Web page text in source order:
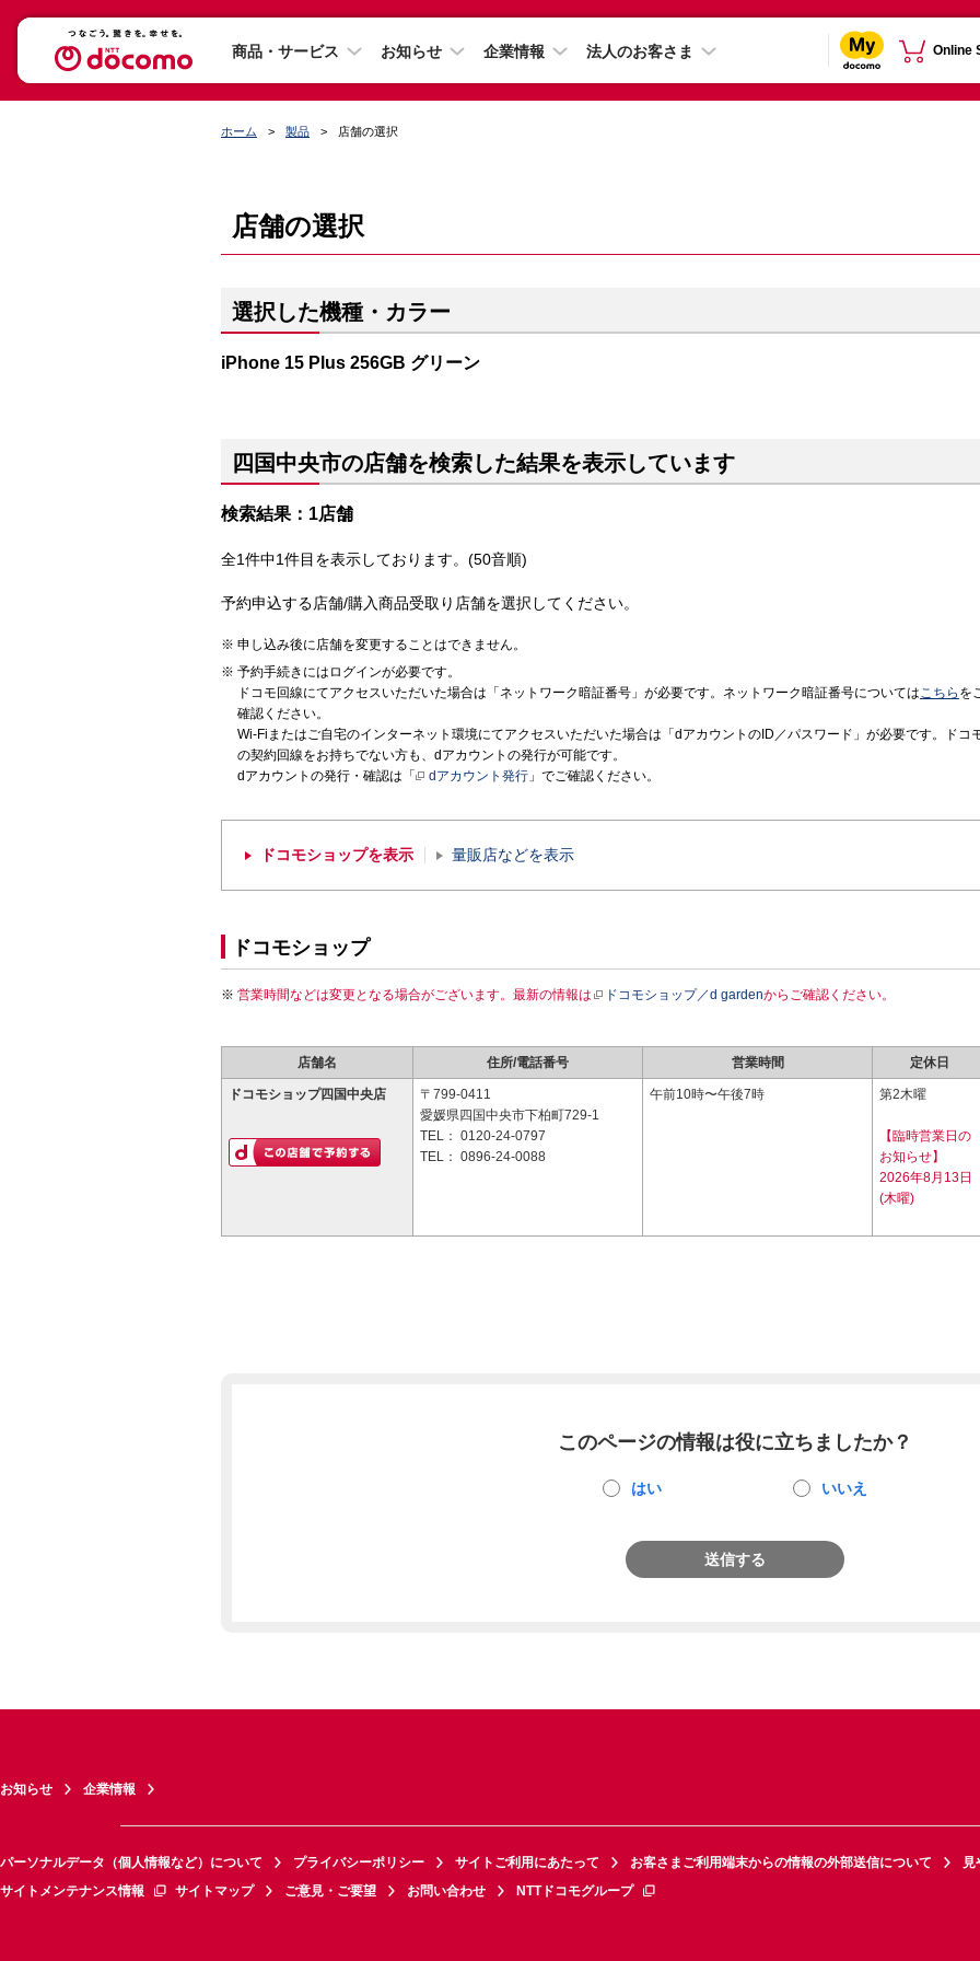
商品・サービス お知らせ 企業情報 法人のお客さま Online
ホーム 製品 店舗の選択
店舗の選択
選択した機種・カラー
iPhone 15 Plus 256GB グリーン
四国中央市の店舗を検索した結果を表示しています
検索結果：1店舗
全1件中1件目を表示しております。(50音順)
予約申込する店舗/購入商品受取り店舗を選択してください。
申し込み後に店舗を変更することはできません。
予約手続きにはログインが必要です。
ドコモ回線にてアクセスいただいた場合は「ネットワーク暗証番号」が必要です。ネットワーク暗証番号についてはこちら を
確認ください。
Wi-Fiまたはご自宅のインターネット環境にてアクセスいただいた場合は「dアカウントのID／パスワード」が必要です。ドコ
の契約回線をお持ちでない方も、dアカウントの発行が可能です。
dアカウントの発行・確認は「
dアカウント発行 」でご確認ください。
ドコモショップを表示 量販店などを表示
ドコモショップ
営業時間などは変更となる場合がございます。最新の情報は ドコモショップ／d gardenからご確認ください。
店舗名 住所/電話番号 営業時間 定休日
ドコモショップ四国中央店
〒799-0411
愛媛県四国中央市下柏町729-1
TEL： 0120-24-0797
TEL： 0896-24-0088
午前10時〜午後7時 第2木曜
【臨時営業日の
お知らせ】
2026年8月13日
(木曜)
このページの情報は役に立ちましたか？
はい いいえ
送信する
お知らせ 企業情報
パーソナルデータ（個人情報など）について プライバシーポリシー サイトご利用にあたって お客さまご利用端末からの情報の外部送信について
見
サイトメンテナンス情報
サイトマップ ご意見・ご要望 お問い合わせ NTTドコモグループ